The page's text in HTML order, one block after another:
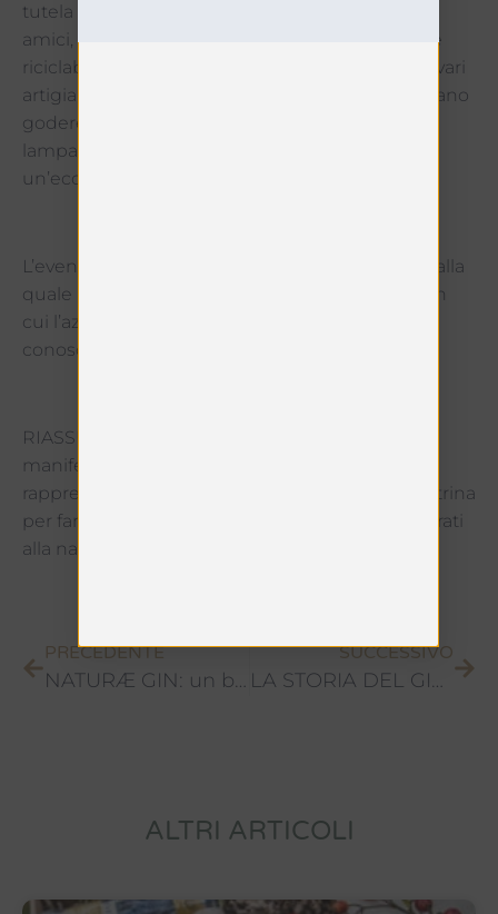
tutela e della salvaguardia dell’ambiente: i due
amici, anziché gettarle (seppur completamente
riciclabili), hanno deciso di contattare sui social vari
artigiani e hobbisti e donarle loro, affinché possano
godere di una nuova vita, magari sottoforma di
lampade, bicchieri o vasi, il tutto nell’ottica di
un’economia circolare.
L’evento si è rivelato un’occasione unica, grazie alla
quale Besano, il piccolo comune del varesotto in
cui l’azienda è stata fondata, ha potuto farsi
conoscere in tutto il Paese.
RIASSUNTO: Identità Golose, una delle prime
manifestazioni tenutesi dopo il lockdown, ha
rappresentato per Naturæ Gin un’eccellente vetrina
per far conoscere al pubblico il brand di gin ispirati
alla natura.
PRECEDENTE
NATURÆ GIN: un brand green
SUCCESSIVO
LA STORIA DEL GIN: dalle origini ai giorni nostri
ALTRI ARTICOLI